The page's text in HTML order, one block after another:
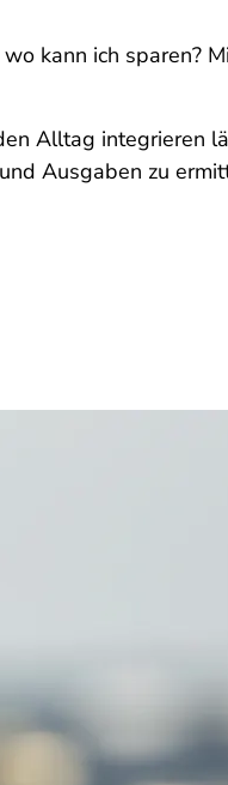
kann ich sparen?
Alltag integrieren
Ausgaben zu